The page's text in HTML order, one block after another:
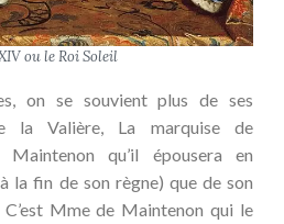
ou le Roi Soleil
on se souvient plus de ses
la Valière, La marquise de
qu’il épousera en
la fin de son règne) que de son
Mme de Maintenon qui le